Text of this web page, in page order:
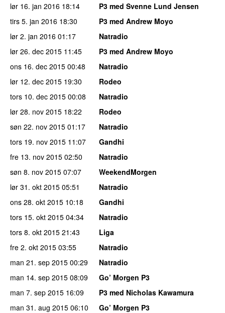
lør 16. jan 2016 18:14
P3 med Svenne Lund Jensen
tirs 5. jan 2016 18:30
P3 med Andrew Moyo
lør 2. jan 2016 01:17
Natradio
lør 26. dec 2015 11:45
P3 med Andrew Moyo
ons 16. dec 2015 00:48
Natradio
lør 12. dec 2015 19:30
Rodeo
tors 10. dec 2015 00:08
Natradio
lør 28. nov 2015 18:22
Rodeo
søn 22. nov 2015 01:17
Natradio
tors 19. nov 2015 11:07
Gandhi
fre 13. nov 2015 02:50
Natradio
søn 8. nov 2015 07:07
WeekendMorgen
lør 31. okt 2015 05:51
Natradio
ons 28. okt 2015 10:18
Gandhi
tors 15. okt 2015 04:34
Natradio
tors 8. okt 2015 21:43
Liga
fre 2. okt 2015 03:55
Natradio
man 21. sep 2015 00:29
Natradio
man 14. sep 2015 08:09
Go’ Morgen P3
man 7. sep 2015 16:09
P3 med Nicholas Kawamura
man 31. aug 2015 06:10
Go’ Morgen P3